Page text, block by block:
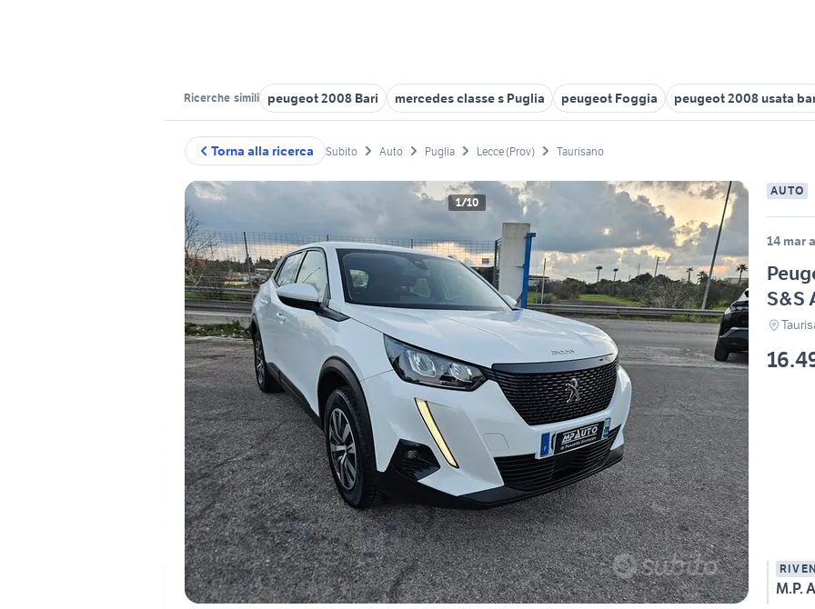
Ricerche simili peugeot 2008 Bari mercedes classe s Puglia peugeot Foggia peugeot 2008 usata
Torna alla ricerca Subito Auto Puglia Lecce (Prov) Taurisano
1/10
AUTO
14 mar
S&S
M.P.